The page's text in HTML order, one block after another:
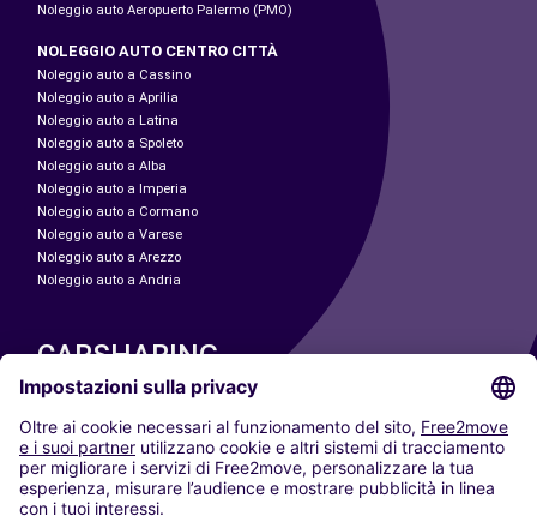
Noleggio auto Aeropuerto Palermo (PMO)
NOLEGGIO AUTO CENTRO CITTÀ
Noleggio auto a Cassino
Noleggio auto a Aprilia
Noleggio auto a Latina
Noleggio auto a Spoleto
Noleggio auto a Alba
Noleggio auto a Imperia
Noleggio auto a Cormano
Noleggio auto a Varese
Noleggio auto a Arezzo
Noleggio auto a Andria
CARSHARING
LE NOSTRE CITTÀ
Paris
Madrid
Washington DC
Milano